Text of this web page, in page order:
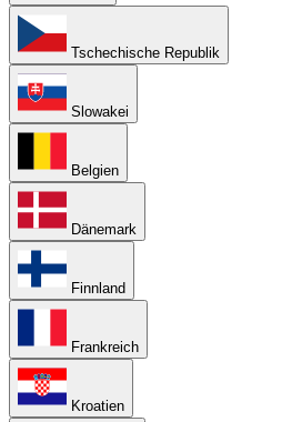
Tschechische Republik
Slowakei
Belgien
Dänemark
Finnland
Frankreich
Kroatien